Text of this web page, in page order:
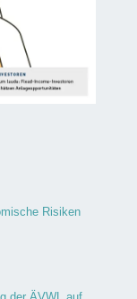
Risiken